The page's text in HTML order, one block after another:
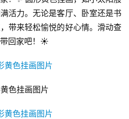
活力。无论是客厅、卧室还是书
带来轻松愉悦的好心情。滑动查
回家吧！☀️
色挂画图片